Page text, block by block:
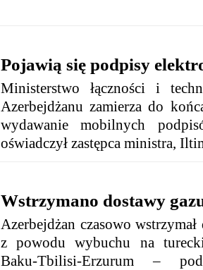
Pojawią się podpisy
Ministerstwo łączności i
Azerbejdżanu zamierza do
wydawanie mobilnych
oświadczył zastępca ministra,
Wstrzymano dostawy
Azerbejdżan czasowo
z powodu wybuchu na
Baku-Tbilisi-Erzurum –